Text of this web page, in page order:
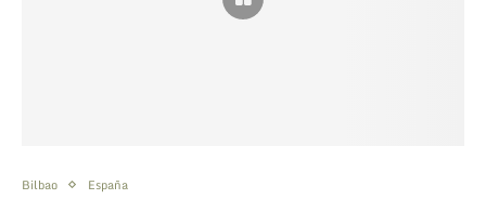
Bilbao España